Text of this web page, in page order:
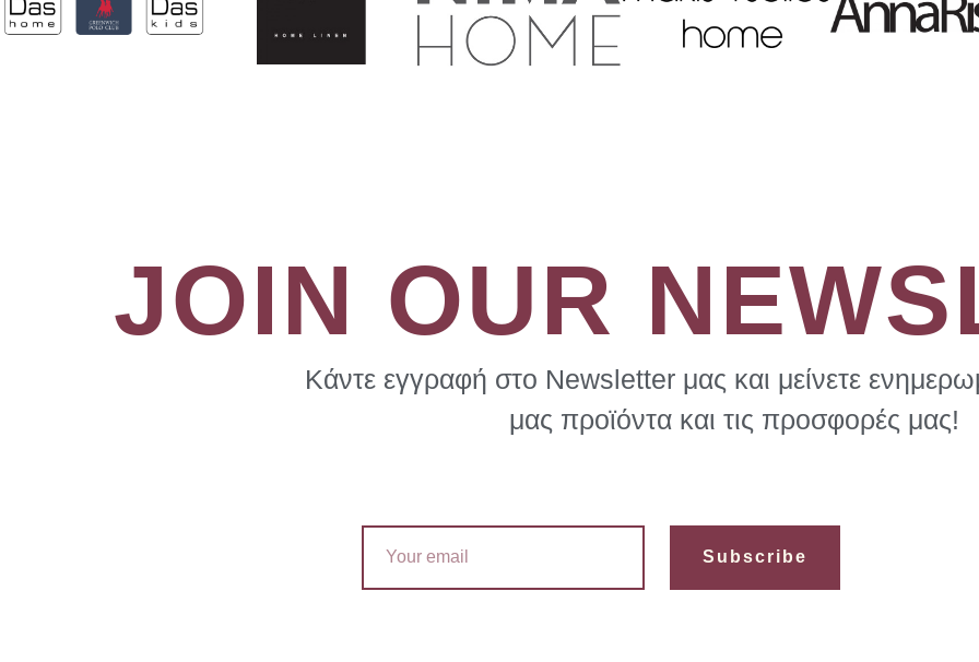
JOIN OUR
Κάντε εγγραφή στο Newsletter μας και μείνετε
μας προϊόντα και τις προσφορές μας!
Subscribe